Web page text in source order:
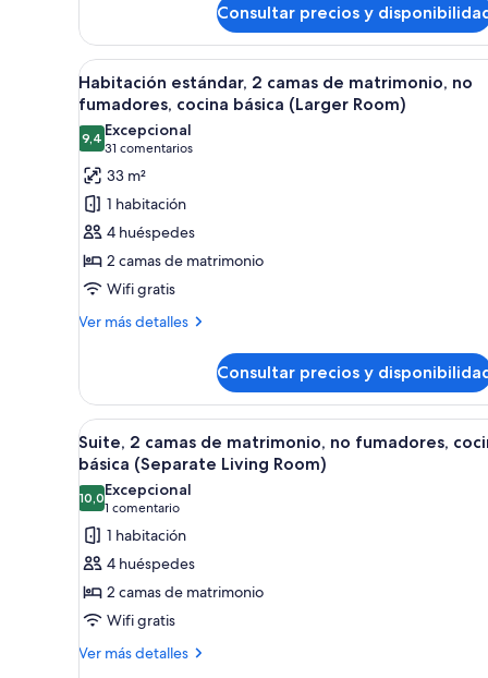
Kitchenette
Room
with
Kitchenette
Consultar precios y
Abrir
todas
las
fotos
de
Habitación
estándar,
2
camas
de
matrimonio,
cocina
básica
(Larger
Room)
Habitación de hotel con
6
Habitación estándar, 2 camas de matrimonio, no
fumadores, cocina básica (Larger Room)
9,49,4 de 10
Excepcional
31 comentarios
(31 comentarios)
33 m²
1 habitación
4 huéspedes
2 camas de matrimonio
Wifi gratis
Ver más detalles
Más
estándar,
camas
de
matrimonio,
no
fumadores,
cocina
básica
(Larger
Room)
Consultar precios y
Abrir
todas
las
fotos
de
Suite,
2
camas
de
matrimonio,
Un espacio habitable
9
Suite, 2 camas de matrimonio, no fumadores,
básica (Separate Living Room)
10,010,0 de 10
Excepcional
1 comentario
(1 comentario)
1 habitación
4 huéspedes
2 camas de matrimonio
Wifi gratis
Ver más detalles
Más